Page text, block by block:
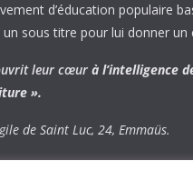
d’éducation populaire
un sous titre pour lui donner
leur cœur à l’intelligence
».
de Saint Luc, 24, Emmaüs.